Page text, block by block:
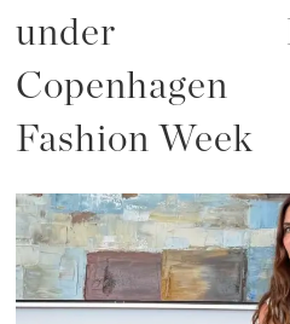
under
Copenhagen
Fashion Week